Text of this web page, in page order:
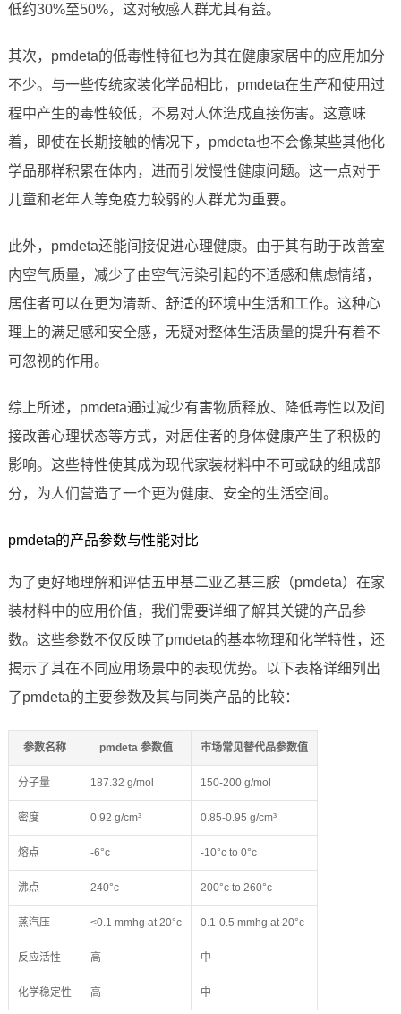
低约30%至50%，这对敏感人群尤其有益。
其次，pmdeta的低毒性特征也为其在健康家居中的应用加分
不少。与一些传统家装化学品相比，pmdeta在生产和使用过
程中产生的毒性较低，不易对人体造成直接伤害。这意味
着，即使在长期接触的情况下，pmdeta也不会像某些其他化
学品那样积累在体内，进而引发慢性健康问题。这一点对于
儿童和老年人等免疫力较弱的人群尤为重要。
此外，pmdeta还能间接促进心理健康。由于其有助于改善室
内空气质量，减少了由空气污染引起的不适感和焦虑情绪，
居住者可以在更为清新、舒适的环境中生活和工作。这种心
理上的满足感和安全感，无疑对整体生活质量的提升有着不
可忽视的作用。
综上所述，pmdeta通过减少有害物质释放、降低毒性以及间
接改善心理状态等方式，对居住者的身体健康产生了积极的
影响。这些特性使其成为现代家装材料中不可或缺的组成部
分，为人们营造了一个更为健康、安全的生活空间。
pmdeta的产品参数与性能对比
为了更好地理解和评估五甲基二亚乙基三胺（pmdeta）在家
装材料中的应用价值，我们需要详细了解其关键的产品参
数。这些参数不仅反映了pmdeta的基本物理和化学特性，还
揭示了其在不同应用场景中的表现优势。以下表格详细列出
了pmdeta的主要参数及其与同类产品的比较：
参数名称 pmdeta 参数值 市场常见替代品参数值
分子量 187.32 g/mol 150-200 g/mol
密度 0.92 g/cm³ 0.85-0.95 g/cm³
熔点 -6°c -10°c to 0°c
沸点 240°c 200°c to 260°c
蒸汽压 <0.1 mmhg at 20°c 0.1-0.5 mmhg at 20°c
反应活性 高 中
化学稳定性 高 中